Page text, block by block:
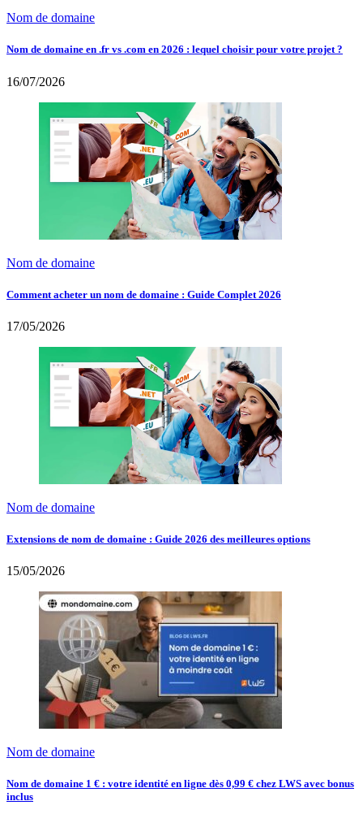
Nom de domaine
Nom de domaine en .fr vs .com en 2026 : lequel choisir pour votre projet ?
16/07/2026
Nom de domaine
Comment acheter un nom de domaine : Guide Complet 2026
17/05/2026
Nom de domaine
Extensions de nom de domaine : Guide 2026 des meilleures options
15/05/2026
Nom de domaine
Nom de domaine 1 € : votre identité en ligne dès 0,99 € chez LWS avec bonus
inclus